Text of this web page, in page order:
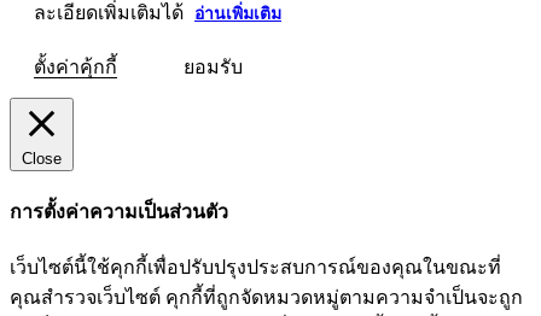
ละเอียดเพิ่มเติมได้
อ่านเพิ่มเติม
ตั้งค่าคุ้กกี้ ยอมรับ
Close
การตั้งค่าความเป็นส่วนตัว
เว็บไซต์นี้ใช้คุกกี้เพื่อปรับปรุงประสบการณ์ของคุณในขณะที่
คุณสำรวจเว็บไซต์ คุกกี้ที่ถูกจัดหมวดหมู่ตามความจำเป็นจะถูก